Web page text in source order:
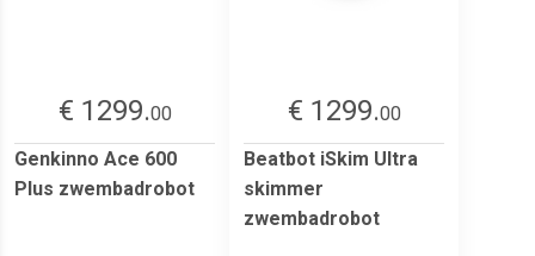
€ 1299.00
Genkinno Ace 600
Plus zwembadrobot
€ 1299.00
Beatbot iSkim Ultra
skimmer
zwembadrobot